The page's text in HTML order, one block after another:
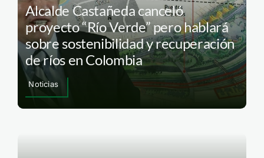
Alcalde Castañeda canceló
proyecto “Río Verde” pero hablará
sobre sostenibilidad y recuperación
de ríos en Colombia
Noticias